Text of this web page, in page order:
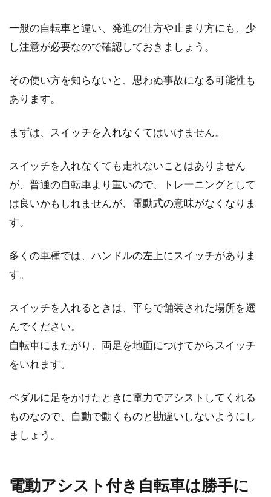
ンテナンスをしていらっしゃいますでしょう
か。日々の走りへ...
抜けるサイクリストを見ると、「かっこいい
な」と思いますよね...
ルールをしっかり確認！
めにも、多く...
どんな罪になる？
近年、自転車の盗難が大変多くなってきてま
一般の自転車と違い、発進の仕方や止まり方にも、少
し注意が必要なので確認しておきましょう。
その使い方を知らないと、思わぬ事故になる可能性も
あります。
まずは、スイッチを入れなくてはいけません。
スイッチを入れなくても走れないことはありません
が、普通の自転車より重いので、トレーニングとして
は良いかもしれませんが、電動式の意味がなくなりま
す。
多くの車種では、ハンドルの左上にスイッチがありま
す。
スイッチを入れるときは、平らで舗装された場所を選
んでください。
自転車にまたがり、両足を地面につけてからスイッチ
をいれます。
ペダルに足をかけたときに電力でアシストしてくれる
ものなので、自動で動くものと勘違いしないようにし
ましょう。
電動アシスト付き自転車は勝手に